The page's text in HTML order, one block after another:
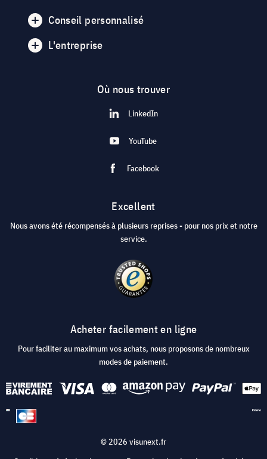
Conseil personnalisé
L'entreprise
Où nous trouver
LinkedIn
YouTube
Facebook
Excellent
Nous avons été récompensés à plusieurs reprises - pour nos prix et notre
service.
Acheter facilement en ligne
Pour faciliter au maximum vos achats, nous proposons de nombreux
modes de paiement.
© 2026 visunext.fr